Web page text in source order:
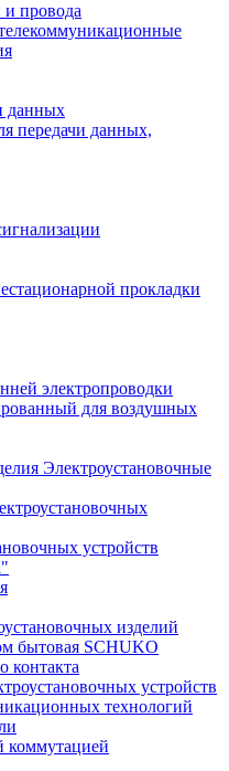
и провода
данных
передачи данных,
прокладки
электропроводки
для воздушных
Электроустановочные
устройств
изделий
бытовая SCHUKO
контакта
устройств
технологий
коммутацией